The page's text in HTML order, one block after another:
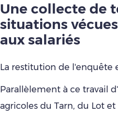
Une collecte de
situations
aux salariés
La restitution de l'enquête
Parallèlement à ce travail
agricoles du Tarn, du Lot